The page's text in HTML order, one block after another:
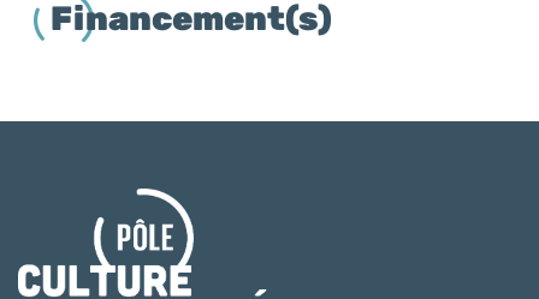
Financement(s)